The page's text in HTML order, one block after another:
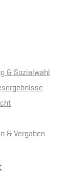
& Sozialwahl
& Vergaben